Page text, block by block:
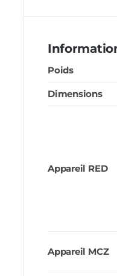
Poids
Dimensions
Appareil RED
Appareil MCZ